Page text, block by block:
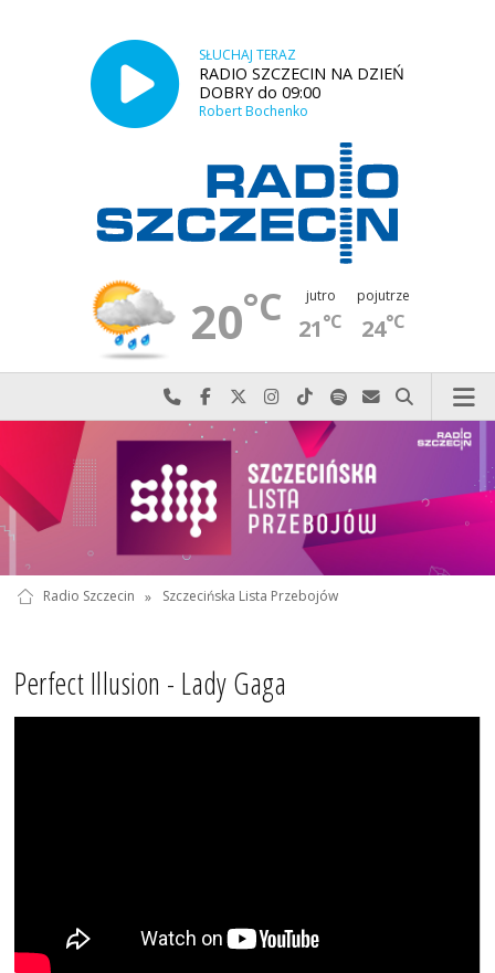
SŁUCHAJ TERAZ
RADIO SZCZECIN NA DZIEŃ
DOBRY do 09:00
Robert Bochenko
20°C jutro
21°C
pojutrze
24°C
Najlepiej po prostu do nas zadzwoń
Odwiedź nas na Facebook-u
Odwiedź nas na X
Odwiedź nas na Instagram-ie
Odwiedź nas na TikTok-u
Szukaj nas na Spotify
Wyślij do nas
Szukaj
Radio Szczecin » Szczecińska Lista Przebojów
Perfect Illusion - Lady Gaga